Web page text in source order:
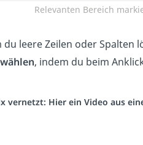
Relevanten Bereich
leere Zeilen oder
, indem du beim
vernetzt: Hier ein Video aus